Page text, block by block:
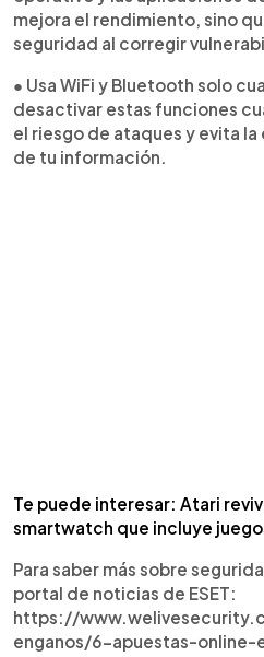
mejora el rendimiento, sino
seguridad al corregir
● Usa WiFi y Bluetooth solo
desactivar estas funciones
el riesgo de ataques y evita
de tu información.
Te puede interesar: Atari
smartwatch que incluye
Para saber más sobre
portal de noticias de ESET:
https://
enganos/6-apuestas-